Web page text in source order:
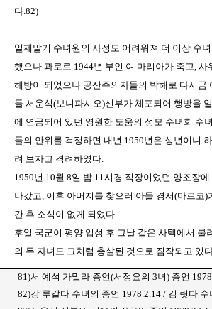
다.82)
일제말기 수녀원의 사정도 어려워져 더 이상 수
했으나 과로로 1944년 부인 여 마리아가 죽고,
해방이 되었으나 공산주의자들의 박해로 다시금
들 서운석(보니파시오)신부가 체포되어 행방을
에 연금되어 있던 영원한 도움의 성모 수녀회 수
들의 안위를 걱정하면 내년 1950년은 성년이니
려 보자고 격려하였다.
1950년 10월 8일 밤 11시경 직장이었던 양조장
나갔고, 이후 아버지를 찾으러 아들 경서(마르코
간 후 소식이 없게 되었다.
후일 국군이 평양 입성 후 그날 같은 사택에서
의 두 자녀도 그처럼 총살된 것으로 짐작되고 있
81)서 예석 가밀라 증언(서정요의 3녀) 증언
82)강 루갈다 수녀의 증언 1978.2.14 / 김 릿다 수